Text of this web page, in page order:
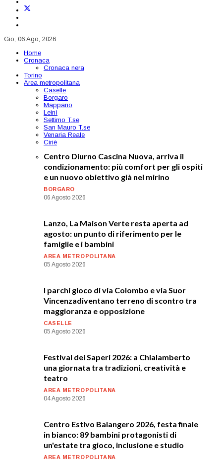
Gio, 06 Ago, 2026
Home
Cronaca
Cronaca nera
Torino
Area metropolitana
Caselle
Borgaro
Mappano
Leinì
Settimo T.se
San Mauro T.se
Venaria Reale
Ciriè
Centro Diurno Cascina Nuova, arriva il
condizionamento: più comfort per gli ospiti
e un nuovo obiettivo già nel mirino
BORGARO
06 Agosto 2026
Lanzo, La Maison Verte resta aperta ad
agosto: un punto di riferimento per le
famiglie e i bambini
AREA METROPOLITANA
05 Agosto 2026
I parchi gioco di via Colombo e via Suor
Vincenzadiventano terreno di scontro tra
maggioranza e opposizione
CASELLE
05 Agosto 2026
Festival dei Saperi 2026: a Chialamberto
una giornata tra tradizioni, creatività e
teatro
AREA METROPOLITANA
04 Agosto 2026
Centro Estivo Balangero 2026, festa finale
in bianco: 89 bambini protagonisti di
un'estate tra gioco, inclusione e studio
AREA METROPOLITANA